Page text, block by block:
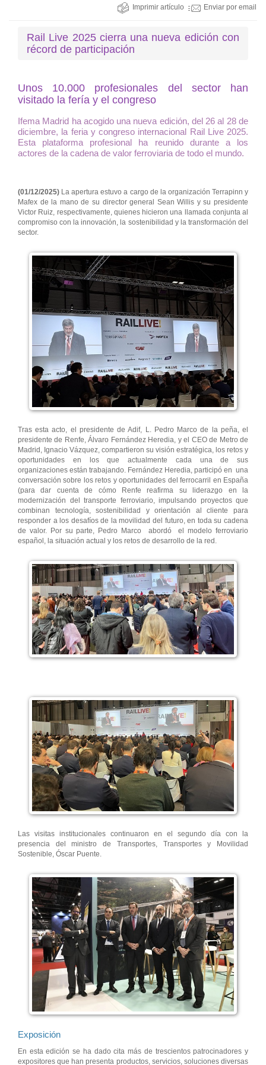
Imprimir artículo Enviar por email
Rail Live 2025 cierra una nueva edición con
récord de participación
Unos 10.000 profesionales del sector han
visitado la fería y el congreso
Ifema Madrid ha acogido una nueva edición, del 26 al 28 de
diciembre, la feria y congreso internacional Rail Live 2025.
Esta plataforma profesional ha reunido durante a los
actores de la cadena de valor ferroviaria de todo el mundo.
(01/12/2025) La apertura estuvo a cargo de la organización Terrapinn y
Mafex de la mano de su director general Sean Willis y su presidente
Victor Ruiz, respectivamente, quienes hicieron una llamada conjunta al
compromiso con la innovación, la sostenibilidad y la transformación del
sector.
Tras esta acto, el presidente de Adif, L. Pedro Marco de la peña, el
presidente de Renfe, Álvaro Fernández Heredia, y el CEO de Metro de
Madrid, Ignacio Vázquez, compartieron su visión estratégica, los retos y
oportunidades en los que actualmente cada una de sus
organizaciones están trabajando. Fernández Heredia, participó en una
conversación sobre los retos y oportunidades del ferrocarril en España
(para dar cuenta de cómo Renfe reafirma su liderazgo en la
modernización del transporte ferroviario, impulsando proyectos que
combinan tecnología, sostenibilidad y orientación al cliente para
responder a los desafíos de la movilidad del futuro, en toda su cadena
de valor. Por su parte, Pedro Marco abordó el modelo ferroviario
español, la situación actual y los retos de desarrollo de la red.
Las visitas institucionales continuaron en el segundo día con la
presencia del ministro de Transportes, Transportes y Movilidad
Sostenible, Óscar Puente.
Exposición
En esta edición se ha dado cita más de trescientos patrocinadores y
expositores que han presenta productos, servicios, soluciones diversas